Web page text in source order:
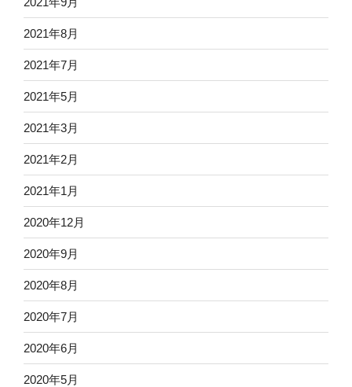
2021年8月
2021年7月
2021年5月
2021年3月
2021年2月
2021年1月
2020年12月
2020年9月
2020年8月
2020年7月
2020年6月
2020年5月